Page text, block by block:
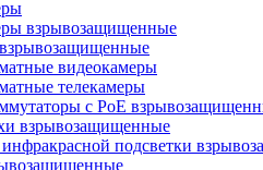
взрывозащищенные
видеокамеры
телекамеры
с РоЕ
взрывозащищенные
инфракрасной подсветки